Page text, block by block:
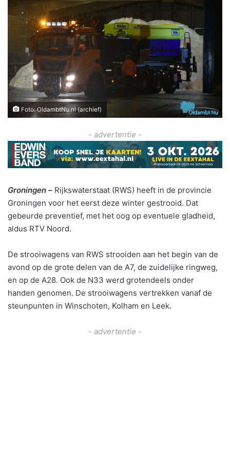
Foto: OldambtNu.nl (archief)
- advertentie -
Groningen – Rijkswaterstaat (RWS) heeft in de provincie
Groningen voor het eerst deze winter gestrooid. Dat
gebeurde preventief, met het oog op eventuele gladheid,
aldus RTV Noord.
De strooiwagens van RWS strooiden aan het begin van de
avond op de grote delen van de A7, de zuidelijke ringweg,
en op de A28. Ook de N33 werd grotendeels onder
handen genomen. De strooiwagens vertrekken vanaf de
steunpunten in Winschoten, Kolham en Leek.
- advertentie -